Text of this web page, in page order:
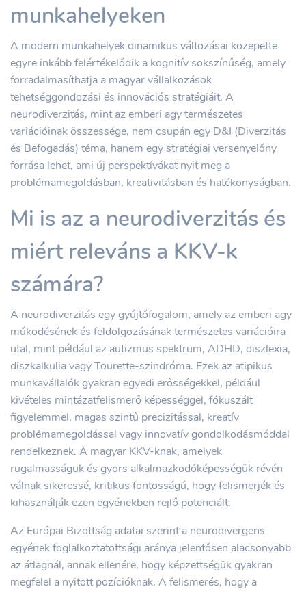
munkahelyeken
A modern munkahelyek dinamikus változásai közepette
egyre inkább felértékelődik a kognitív sokszínűség, amely
forradalmasíthatja a magyar vállalkozások
tehetséggondozási és innovációs stratégiáit. A
neurodiverzitás, mint az emberi agy természetes
variációinak összessége, nem csupán egy D&I (Diverzitás
és Befogadás) téma, hanem egy stratégiai versenyelőny
forrása lehet, ami új perspektívákat nyit meg a
problémamegoldásban, kreativitásban és hatékonyságban.
Mi is az a neurodiverzitás és
miért releváns a KKV-k
számára?
A neurodiverzitás egy gyűjtőfogalom, amely az emberi agy
működésének és feldolgozásának természetes variációira
utal, mint például az autizmus spektrum, ADHD, diszlexia,
diszkalkulia vagy Tourette-szindróma. Ezek az atipikus
munkavállalók gyakran egyedi erősségekkel, például
kivételes mintázatfelismerő képességgel, fókuszált
figyelemmel, magas szintű precizitással, kreatív
problémamegoldással vagy innovatív gondolkodásmóddal
rendelkeznek. A magyar KKV-knak, amelyek
rugalmasságuk és gyors alkalmazkodóképességük révén
válnak sikeressé, kritikus fontosságú, hogy felismerjék és
kihasználják ezen egyénekben rejlő potenciált.
Az Európai Bizottság adatai szerint a neurodivergens
egyének foglalkoztatottsági aránya jelentősen alacsonyabb
az átlagnál, annak ellenére, hogy képzettségük gyakran
megfelel a nyitott pozícióknak. A felismerés, hogy a